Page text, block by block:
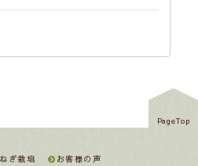
PageTop
ねぎ栽培
お客様の声